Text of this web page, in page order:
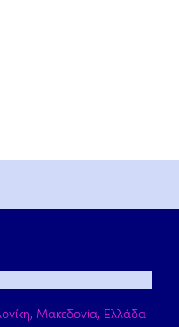
Μακεδονία, Ελλάδα